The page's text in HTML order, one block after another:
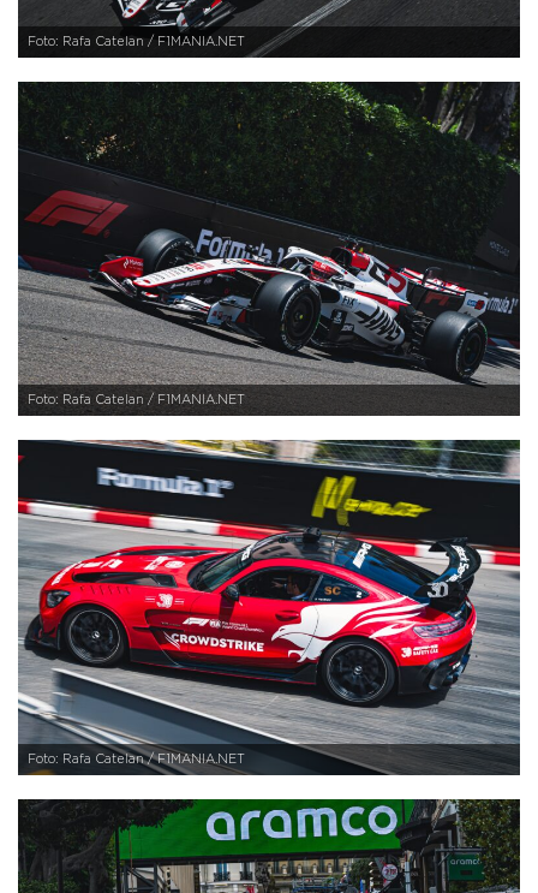
Foto: Rafa Catelan / F1MANIA.NET
Foto: Rafa Catelan / F1MANIA.NET
Foto: Rafa Catelan / F1MANIA.NET